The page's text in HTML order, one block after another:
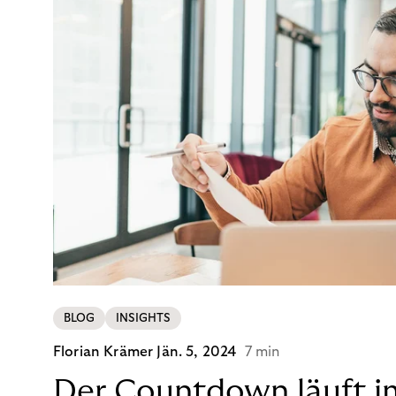
BLOG INSIGHTS
Florian Krämer Jän. 5, 2024 7 min